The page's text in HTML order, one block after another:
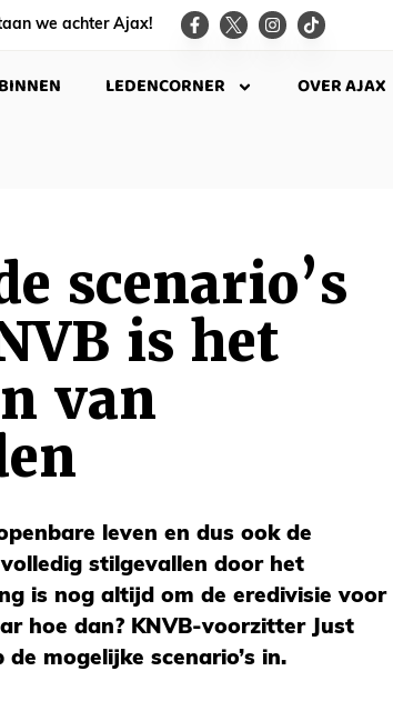
we achter Ajax!
LEDENCORNER OVER AJAX
scenario’s
is het
van
leven en dus ook de
stilgevallen door het
is nog altijd om de eredivisie voor
hoe dan? KNVB-voorzitter Just
mogelijke scenario’s in.